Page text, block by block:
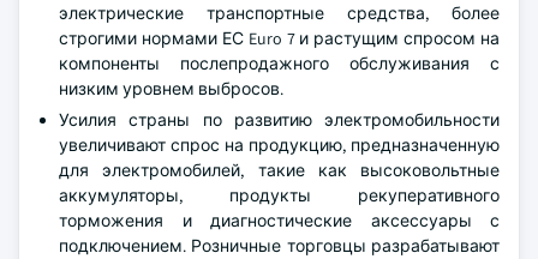
электрические транспортные средства, более
строгими нормами ЕС Euro 7 и растущим спросом на
компоненты послепродажного обслуживания с
низким уровнем выбросов.
Усилия страны по развитию электромобильности
увеличивают спрос на продукцию, предназначенную
для электромобилей, такие как высоковольтные
аккумуляторы, продукты рекуперативного
торможения и диагностические аксессуары с
подключением. Розничные торговцы разрабатывают